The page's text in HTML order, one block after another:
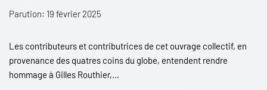
Parution: 19 février 2025
Les contributeurs et contributrices de cet ouvrage collectif, en
provenance des quatres coins du globe, entendent rendre
hommage à Gilles Routhier,...